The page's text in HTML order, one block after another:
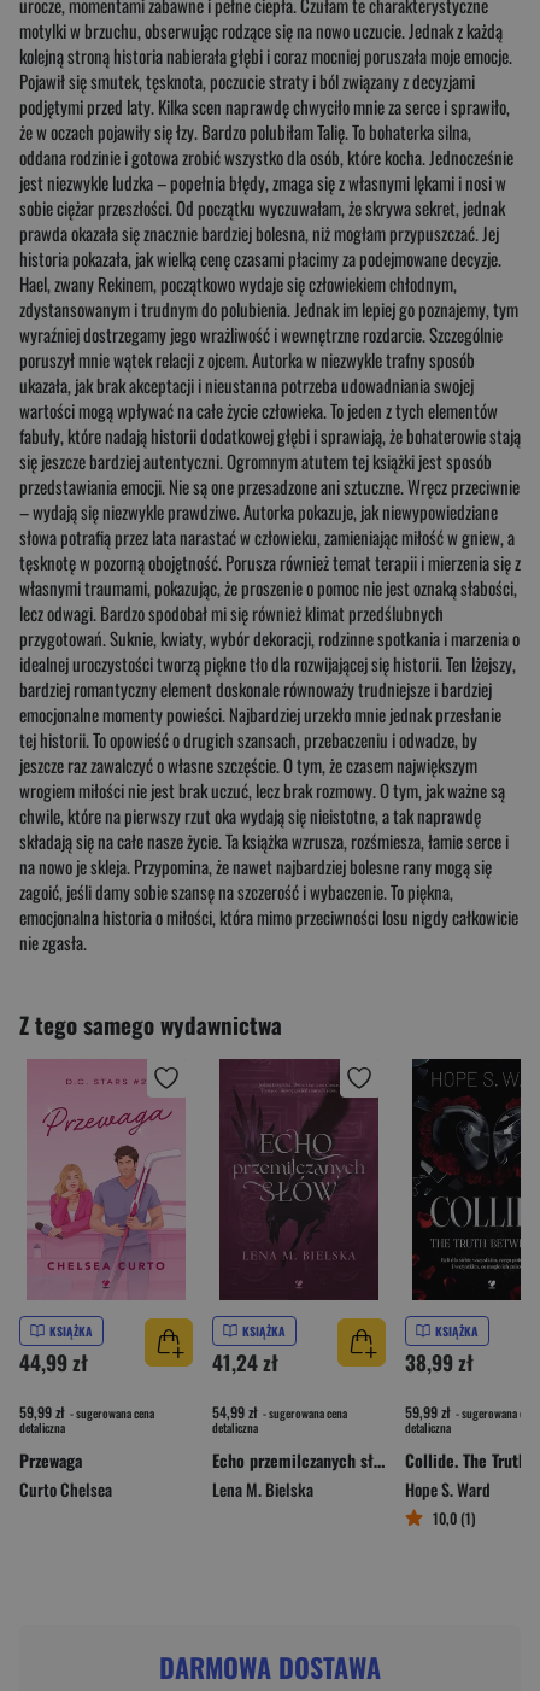
urocze, momentami zabawne i pełne ciepła. Czułam te charakterystyczne
motylki w brzuchu, obserwując rodzące się na nowo uczucie. Jednak z każdą
kolejną stroną historia nabierała głębi i coraz mocniej poruszała moje emocje.
Pojawił się smutek, tęsknota, poczucie straty i ból związany z decyzjami
podjętymi przed laty. Kilka scen naprawdę chwyciło mnie za serce i sprawiło,
że w oczach pojawiły się łzy. Bardzo polubiłam Talię. To bohaterka silna,
oddana rodzinie i gotowa zrobić wszystko dla osób, które kocha. Jednocześnie
jest niezwykle ludzka – popełnia błędy, zmaga się z własnymi lękami i nosi w
sobie ciężar przeszłości. Od początku wyczuwałam, że skrywa sekret, jednak
prawda okazała się znacznie bardziej bolesna, niż mogłam przypuszczać. Jej
historia pokazała, jak wielką cenę czasami płacimy za podejmowane decyzje.
Hael, zwany Rekinem, początkowo wydaje się człowiekiem chłodnym,
zdystansowanym i trudnym do polubienia. Jednak im lepiej go poznajemy, tym
wyraźniej dostrzegamy jego wrażliwość i wewnętrzne rozdarcie. Szczególnie
poruszył mnie wątek relacji z ojcem. Autorka w niezwykle trafny sposób
ukazała, jak brak akceptacji i nieustanna potrzeba udowadniania swojej
wartości mogą wpływać na całe życie człowieka. To jeden z tych elementów
fabuły, które nadają historii dodatkowej głębi i sprawiają, że bohaterowie stają
się jeszcze bardziej autentyczni. Ogromnym atutem tej książki jest sposób
przedstawiania emocji. Nie są one przesadzone ani sztuczne. Wręcz przeciwnie
– wydają się niezwykle prawdziwe. Autorka pokazuje, jak niewypowiedziane
słowa potrafią przez lata narastać w człowieku, zamieniając miłość w gniew, a
tęsknotę w pozorną obojętność. Porusza również temat terapii i mierzenia się z
własnymi traumami, pokazując, że proszenie o pomoc nie jest oznaką słabości,
lecz odwagi. Bardzo spodobał mi się również klimat przedślubnych
przygotowań. Suknie, kwiaty, wybór dekoracji, rodzinne spotkania i marzenia o
idealnej uroczystości tworzą piękne tło dla rozwijającej się historii. Ten lżejszy,
bardziej romantyczny element doskonale równoważy trudniejsze i bardziej
emocjonalne momenty powieści. Najbardziej urzekło mnie jednak przesłanie
tej historii. To opowieść o drugich szansach, przebaczeniu i odwadze, by
jeszcze raz zawalczyć o własne szczęście. O tym, że czasem największym
wrogiem miłości nie jest brak uczuć, lecz brak rozmowy. O tym, jak ważne są
chwile, które na pierwszy rzut oka wydają się nieistotne, a tak naprawdę
składają się na całe nasze życie. Ta książka wzrusza, rozśmiesza, łamie serce i
na nowo je skleja. Przypomina, że nawet najbardziej bolesne rany mogą się
zagoić, jeśli damy sobie szansę na szczerość i wybaczenie. To piękna,
emocjonalna historia o miłości, która mimo przeciwności losu nigdy całkowicie
nie zgasła.
Z tego samego wydawnictwa
KSIĄŻKA
44,99 zł
59,99 zł - sugerowana cena
detaliczna
Przewaga
Curto Chelsea
KSIĄŻKA
41,24 zł
54,99 zł - sugerowana cena
detaliczna
Echo przemilczanych słów
Lena M. Bielska
KSIĄŻKA
38,99 zł
59,99 zł - sugerowana cena
detaliczna
Hope S. Ward
10,0 (1)
DARMOWA DOSTAWA